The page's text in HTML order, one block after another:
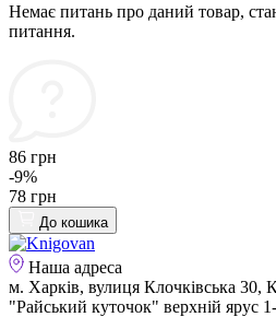
Немає питань про даний товар,
питання.
86 грн
-9%
78 грн
До кошика
Наша адреса
м. Харків, вулиця Клочківська
"Райський куточок" верхній ярус